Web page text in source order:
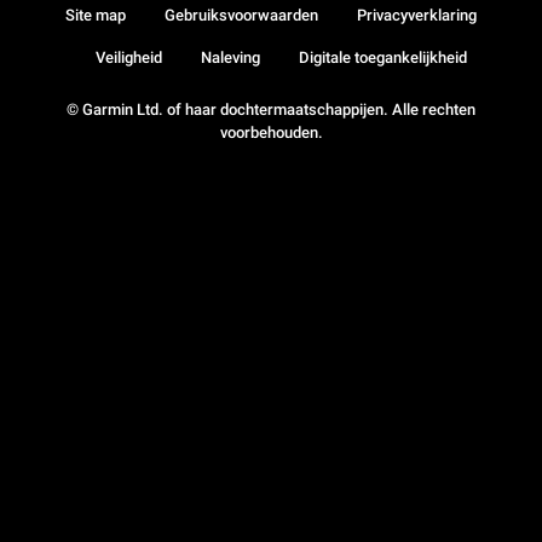
© Garmin Ltd. of haar dochtermaatschappijen. Alle rechten
voorbehouden.
Site map Gebruiksvoorwaarden Privacyverklaring
Veiligheid Naleving Digitale toegankelijkheid